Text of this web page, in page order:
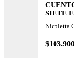
SIETE
Nicoletta
$103.900